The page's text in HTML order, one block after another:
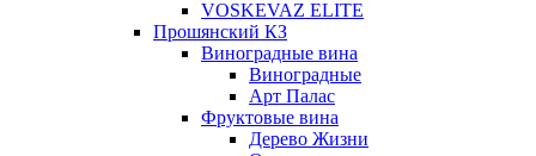
VOSKEVAZ ELITE
Прошянский КЗ
Виноградные вина
Виноградные
Арт Палас
Фруктовые вина
Дерево Жизни